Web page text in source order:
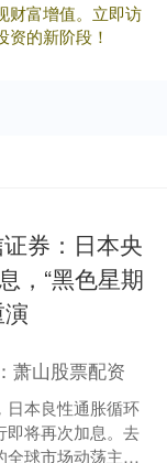
财富增值。立即访
的新阶段！
券：日本央
，“黑色星期
萧山股票配资
日本良性通胀循环
即将再次加息。去
全球市场动荡主要